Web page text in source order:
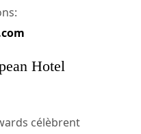
Hotel
célèbrent